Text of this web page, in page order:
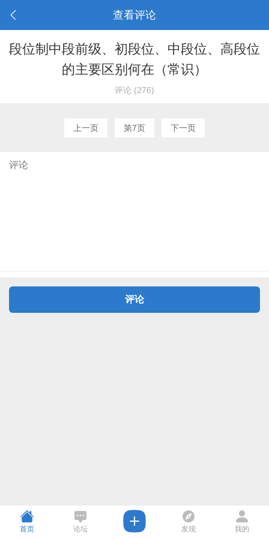
查看评论
段位制中段前级、初段位、中段位、高段位
的主要区别何在（常识）
评论 (276)
上一页 第7页 下一页
评论
首页 论坛 发现 我的